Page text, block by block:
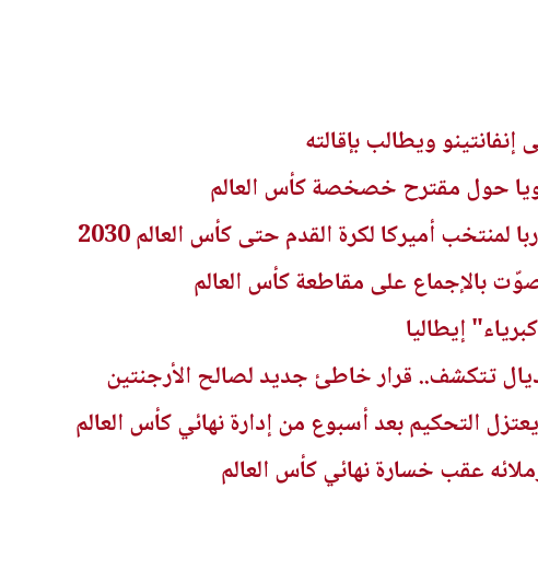
ويطالب بإقالته
حول مقترح خصخصة كأس العالم
أميركا لكرة القدم حتى كأس العالم 2030
بالإجماع على مقاطعة كأس العالم
إيطاليا
تتكشف.. قرار خاطئ جديد لصالح الأرجنتين
التحكيم بعد أسبوع من إدارة نهائي كأس العالم
عقب خسارة نهائي كأس العالم